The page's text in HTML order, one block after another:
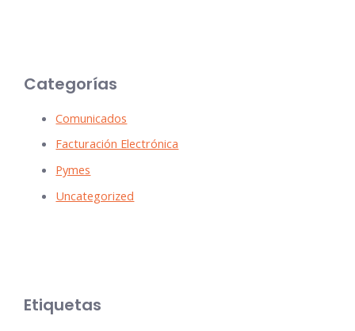
Categorías
Comunicados
Facturación Electrónica
Pymes
Uncategorized
Etiquetas